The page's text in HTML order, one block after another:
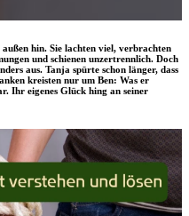
hin. Sie lachten viel, verbrachten
und schienen unzertrennlich. Doch
aus. Tanja spürte schon länger, dass
kreisten nur um Ben: Was er
Ihr eigenes Glück hing an seiner